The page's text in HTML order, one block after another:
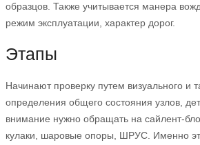
образцов. Также учитывается манера
режим эксплуатации, характер дорог.
Этапы
Начинают проверку путем визуального и
определения общего состояния узлов,
внимание нужно обращать на сайлент-
кулаки, шаровые опоры, ШРУС. Именно